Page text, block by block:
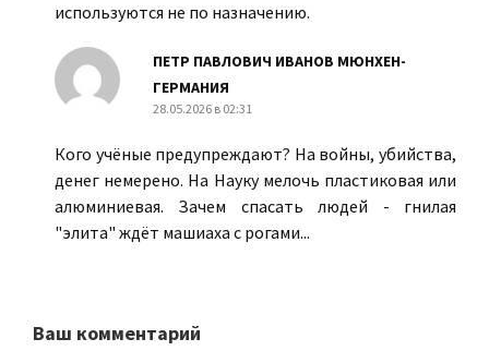
используются не по назначению.
ПЕТР ПАВЛОВИЧ ИВАНОВ МЮНХЕН-
ГЕРМАНИЯ
28.05.2026 в 02:31
Кого учёные предупреждают? На войны, убийства,
денег немерено. На Науку мелочь пластиковая или
алюминиевая. Зачем спасать людей - гнилая
"элита" ждёт машиаха с рогами...
Ваш комментарий